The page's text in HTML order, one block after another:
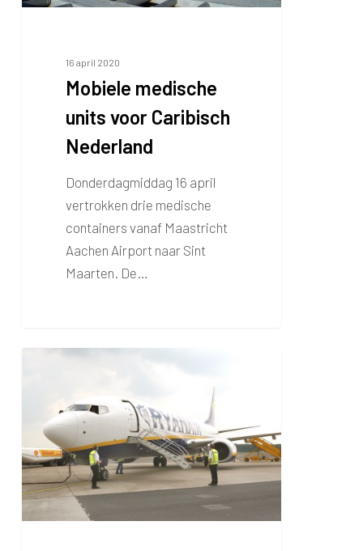
16 april 2020
Mobiele medische
units voor Caribisch
Nederland
Donderdagmiddag 16 april
vertrokken drie medische
containers vanaf Maastricht
Aachen Airport naar Sint
Maarten. De…
Passagiers
quarantaine